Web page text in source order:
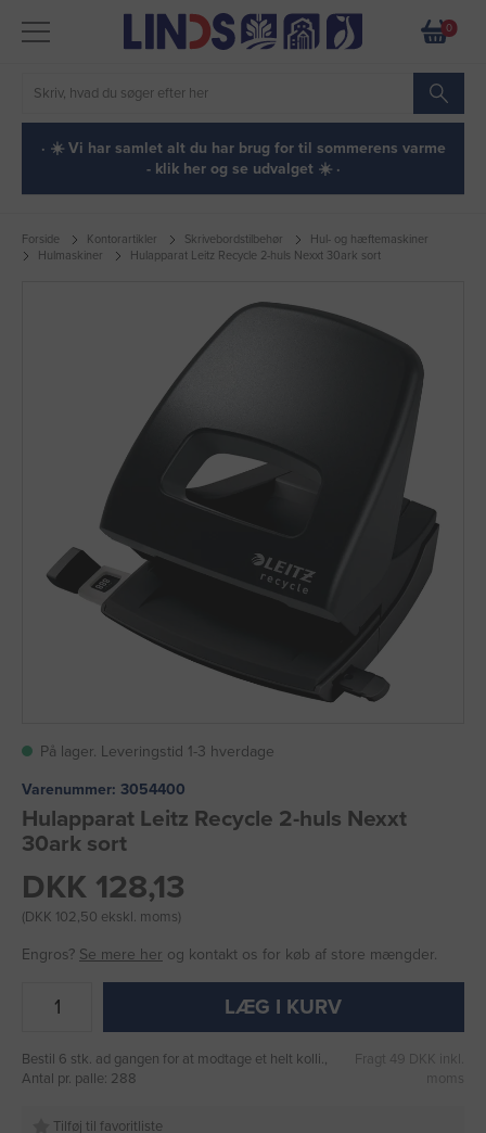
0
· ☀️ Vi har samlet alt du har brug for til sommerens varme
- klik her og se udvalget ☀️ ·
Forside Kontorartikler Skrivebordstilbehør
Hul- og hæftemaskiner
Hulmaskiner
Hulapparat Leitz Recycle 2-huls Nexxt 30ark sort
På lager. Leveringstid 1-3 hverdage
Varenummer: 3054400
Hulapparat Leitz Recycle 2-huls Nexxt
30ark sort
DKK 128,13
(DKK 102,50 ekskl. moms)
Engros? Se mere her og kontakt os for køb af store mængder.
LÆG I KURV
Bestil 6 stk. ad gangen for at modtage et helt kolli.,
Antal pr. palle: 288
Fragt 49 DKK inkl.
moms
Tilføj til favoritliste